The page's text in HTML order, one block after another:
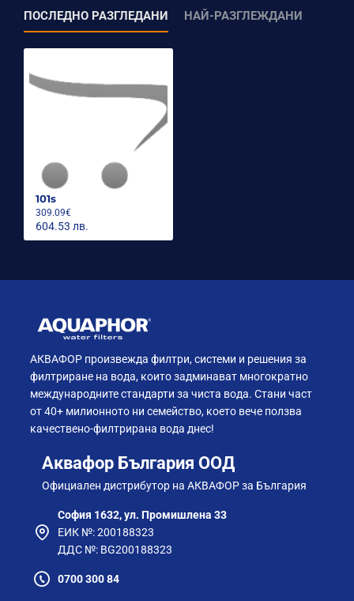
ПОСЛЕДНО РАЗГЛЕДАНИ НАЙ-РАЗГЛЕЖДАНИ
101s
309.09€
604.53 лв.
АКВАФОР произвежда филтри, системи и решения за
филтриране на вода, които задминават многократно
международните стандарти за чиста вода. Стани част
от 40+ милионното ни семейство, което вече ползва
качествено-филтрирана вода днес!
Аквафор България ООД
Официален дистрибутор на АКВАФОР за България
София 1632, ул. Промишлена 33
ЕИК №: 200188323
ДДС №: BG200188323
0700 300 84